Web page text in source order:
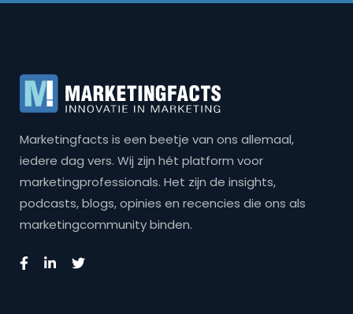
Marketingfacts is een beetje van ons allemaal,
iedere dag vers. Wij zijn hét platform voor
marketingprofessionals. Het zijn de insights,
podcasts, blogs, opinies en recencies die ons als
marketingcommunity binden.